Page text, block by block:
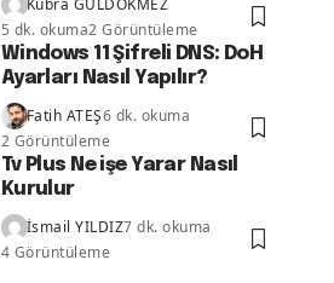
5 dk. okuma2 Görüntüleme
Windows 11 Şifreli DNS: DoH
Ayarları Nasıl Yapılır?
Fatih ATEŞ6 dk. okuma
2 Görüntüleme
Tv Plus Ne işe Yarar Nasıl
Kurulur
İsmail YILDIZ7 dk. okuma
4 Görüntüleme